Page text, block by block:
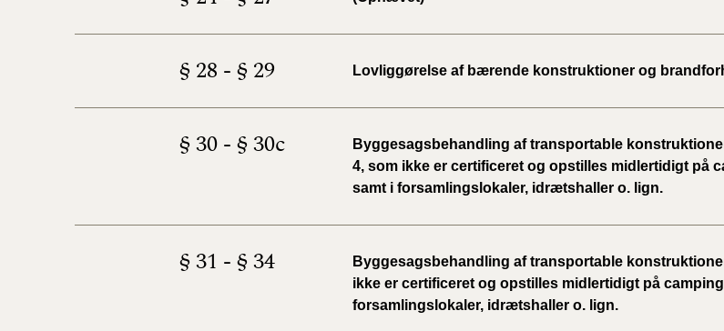
§ 28 - § 29 Lovliggørelse af bærende konstruktioner og
§ 30 - § 30c
Byggesagsbehandling af transportable
4, som ikke er certificeret og opstilles midlertidigt på
samt i forsamlingslokaler, idrætshaller o. lign.
§ 31 - § 34
Byggesagsbehandling af transportable
ikke er certificeret og opstilles midlertidigt på
forsamlingslokaler, idrætshaller o. lign.